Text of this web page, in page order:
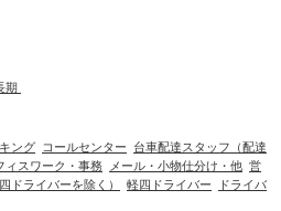
期
ング コールセンター
台車配達スタッフ（配達
ィスワーク・事務 メール・小物仕分け・他 営
ドライバーを除く） 軽四ドライバー
ドライバ